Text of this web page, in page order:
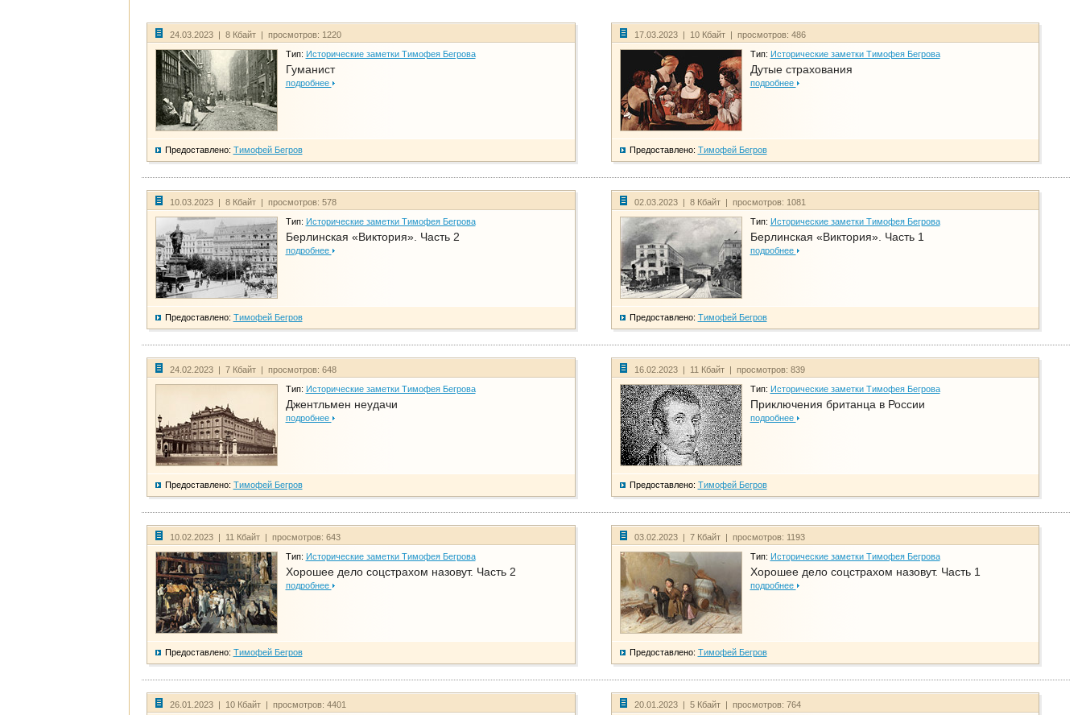
24.03.2023 | 8 Кбайт | просмотров: 1220
Тип: Исторические заметки Тимофея Бегрова
Гуманист
подробнее
Предоставлено: Тимофей Бегров
17.03.2023 | 10 Кбайт | просмотров: 486
Тип: Исторические заметки Тимофея Бегрова
Дутые страхования
подробнее
Предоставлено: Тимофей Бегров
10.03.2023 | 8 Кбайт | просмотров: 578
Тип: Исторические заметки Тимофея Бегрова
Берлинская «Виктория». Часть 2
подробнее
Предоставлено: Тимофей Бегров
02.03.2023 | 8 Кбайт | просмотров: 1081
Тип: Исторические заметки Тимофея Бегрова
Берлинская «Виктория». Часть 1
подробнее
Предоставлено: Тимофей Бегров
24.02.2023 | 7 Кбайт | просмотров: 648
Тип: Исторические заметки Тимофея Бегрова
Джентльмен неудачи
подробнее
Предоставлено: Тимофей Бегров
16.02.2023 | 11 Кбайт | просмотров: 839
Тип: Исторические заметки Тимофея Бегрова
Приключения британца в России
подробнее
Предоставлено: Тимофей Бегров
10.02.2023 | 11 Кбайт | просмотров: 643
Тип: Исторические заметки Тимофея Бегрова
Хорошее дело соцстрахом назовут. Часть 2
подробнее
Предоставлено: Тимофей Бегров
03.02.2023 | 7 Кбайт | просмотров: 1193
Тип: Исторические заметки Тимофея Бегрова
Хорошее дело соцстрахом назовут. Часть 1
подробнее
Предоставлено: Тимофей Бегров
26.01.2023 | 10 Кбайт | просмотров: 4401 20.01.2023 | 5 Кбайт | просмотров: 764